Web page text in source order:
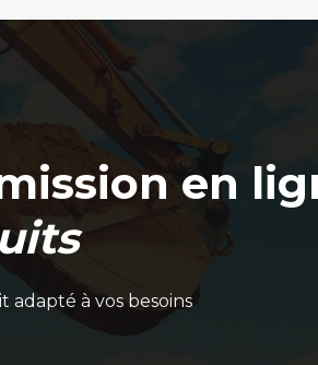
en
à vos besoins